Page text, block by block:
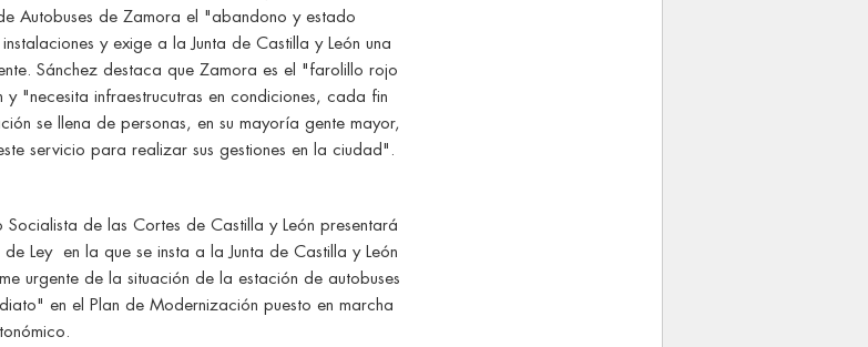
Autobuses de Zamora el "abandono y estado
y exige a la Junta de Castilla y León una
Sánchez destaca que Zamora es el "farolillo rojo
"necesita infraestrucutras en condiciones, cada fin
se llena de personas, en su mayoría gente mayor,
servicio para realizar sus gestiones en la ciudad".
de las Cortes de Castilla y León presentará
Ley en la que se insta a la Junta de Castilla y León
urgente de la situación de la estación de autobuses
en el Plan de Modernización puesto en marcha